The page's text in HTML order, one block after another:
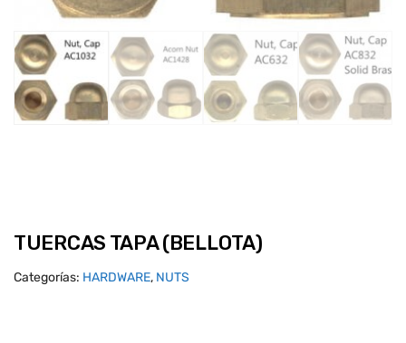
TUERCAS TAPA (BELLOTA)
Categorías: HARDWARE, NUTS